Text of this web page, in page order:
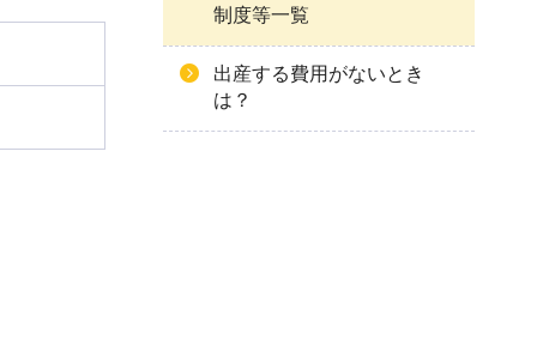
制度等一覧
出産する費用がないとき
は？